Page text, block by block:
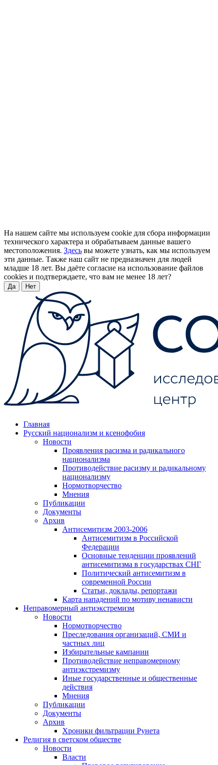
На нашем сайте мы используем cookie для сбора информации
технического характера и обрабатываем данные вашего
местоположения. Здесь вы можете узнать, как мы используем
эти данные. Также наш сайт не предназначен для людей
младше 18 лет. Вы даёте согласие на использование файлов
cookies и подтверждаете, что вам не менее 18 лет?
Да Нет
Главная
Русский национализм и ксенофобия
Новости
Проявления расизма и радикального
национализма
Противодействие расизму и радикальному
национализму
Нормотворчество
Мнения
Публикации
Документы
Архив
Антисемитизм 2003-2006
Антисемитизм в Российской
Федерации
Основные тенденции проявлений
антисемитизма в государствах СНГ
Политический антисемитизм в
современной России
Статьи, доклады, репортажи
Карта нападений по мотиву ненависти
Неправомерный антиэкстремизм
Новости
Нормотворчество
Преследования организаций, СМИ и
частных лиц
Избирательные кампании
Противодействие неправомерному
антиэкстремизму
Иные государственные и общественные
действия
Мнения
Публикации
Документы
Архив
Хроники фильтрации Рунета
Религия в светском обществе
Новости
Власти